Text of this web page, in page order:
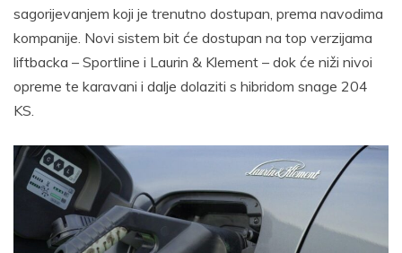
sagorijevanjem koji je trenutno dostupan, prema navodima
kompanije. Novi sistem bit će dostupan na top verzijama
liftbacka – Sportline i Laurin & Klement – dok će niži nivoi
opreme te karavani i dalje dolaziti s hibridom snage 204
KS.